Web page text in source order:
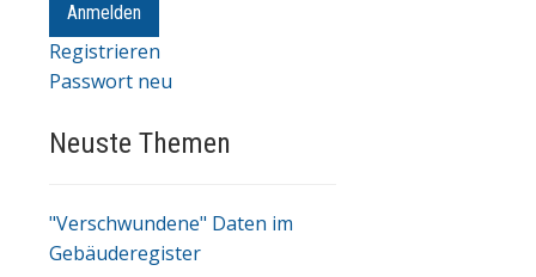
Anmelden
Registrieren
Passwort neu
Neuste Themen
"Verschwundene" Daten im
Gebäuderegister